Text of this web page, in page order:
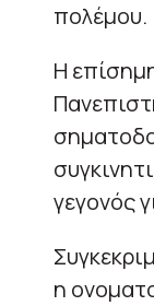
πολέμου.
Η
γεγονός
η